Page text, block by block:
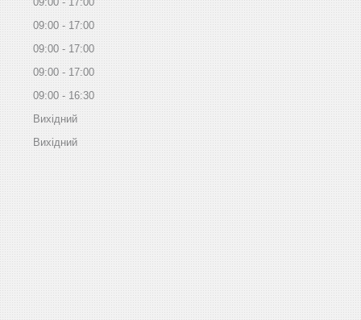
09:00
17:00
09:00
17:00
09:00
17:00
09:00
16:30
Вихідний
Вихідний